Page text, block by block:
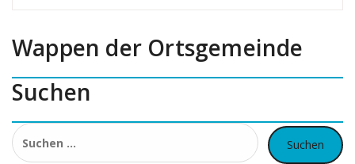
Wappen der Ortsgemeinde
Suchen
Suchen
nach: